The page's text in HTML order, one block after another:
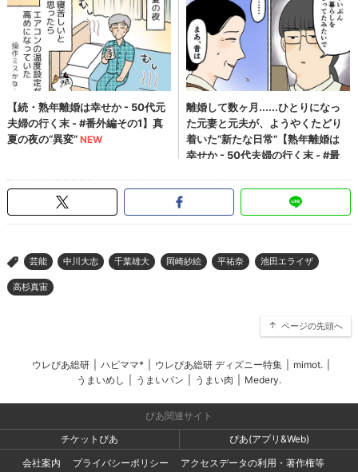
> 芸能 中川大志 千葉雄大 岡崎紗絵 平祐奈 池田エライザ
高杉真宙
ページの先頭へ
ウレぴあ総研 ハピママ* ウレぴあ総研 ディズニー特集 mimot.
うまいめし
うまいパン うまい肉 Medery.
ぴあ関連サイト
チケットぴあ
ぴあ(アプリ&Web)
会社案内
プライバシーポリシー アクセスデータの利用・著作権等